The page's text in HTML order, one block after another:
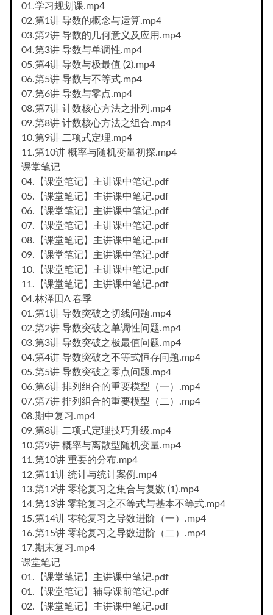
01.学习规划课.mp4
02.第1讲 导数的概念与运算.mp4
03.第2讲 导数的几何意义及应用.mp4
04.第3讲 导数与单调性.mp4
05.第4讲 导数与极最值 (2).mp4
06.第5讲 导数与不等式.mp4
07.第6讲 导数与零点.mp4
08.第7讲 计数核心方法之排列.mp4
09.第8讲 计数核心方法之组合.mp4
10.第9讲 二项式定理.mp4
11.第10讲 概率与随机变量初探.mp4
课堂笔记
04.【课堂笔记】主讲课中笔记.pdf
05.【课堂笔记】主讲课中笔记.pdf
06.【课堂笔记】主讲课中笔记.pdf
07.【课堂笔记】主讲课中笔记.pdf
08.【课堂笔记】主讲课中笔记.pdf
09.【课堂笔记】主讲课中笔记.pdf
10.【课堂笔记】主讲课中笔记.pdf
11.【课堂笔记】主讲课中笔记.pdf
04.林泽田A 春季
01.第1讲 导数突破之切线问题.mp4
02.第2讲 导数突破之单调性问题.mp4
03.第3讲 导数突破之极最值问题.mp4
04.第4讲 导数突破之不等式恒存问题.mp4
05.第5讲 导数突破之零点问题.mp4
06.第6讲 排列组合的重要模型（一）.mp4
07.第7讲 排列组合的重要模型（二）.mp4
08.期中复习.mp4
09.第8讲 二项式定理技巧升级.mp4
10.第9讲 概率与离散型随机变量.mp4
11.第10讲 重要的分布.mp4
12.第11讲 统计与统计案例.mp4
13.第12讲 零轮复习之集合与复数 (1).mp4
14.第13讲 零轮复习之不等式与基本不等式.mp4
15.第14讲 零轮复习之导数进阶（一）.mp4
16.第15讲 零轮复习之导数进阶（二）.mp4
17.期末复习.mp4
课堂笔记
01.【课堂笔记】主讲课中笔记.pdf
01.【课堂笔记】辅导课前笔记.pdf
02.【课堂笔记】主讲课中笔记.pdf